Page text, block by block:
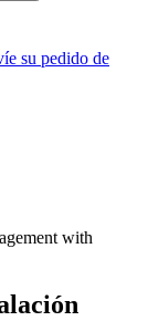
su pedido de
with